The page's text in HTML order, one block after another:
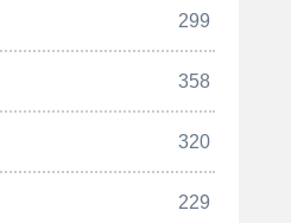
299
358
320
229